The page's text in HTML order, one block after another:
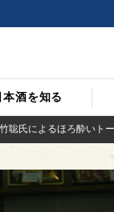
本酒を知る
聡氏によるほろ酔い